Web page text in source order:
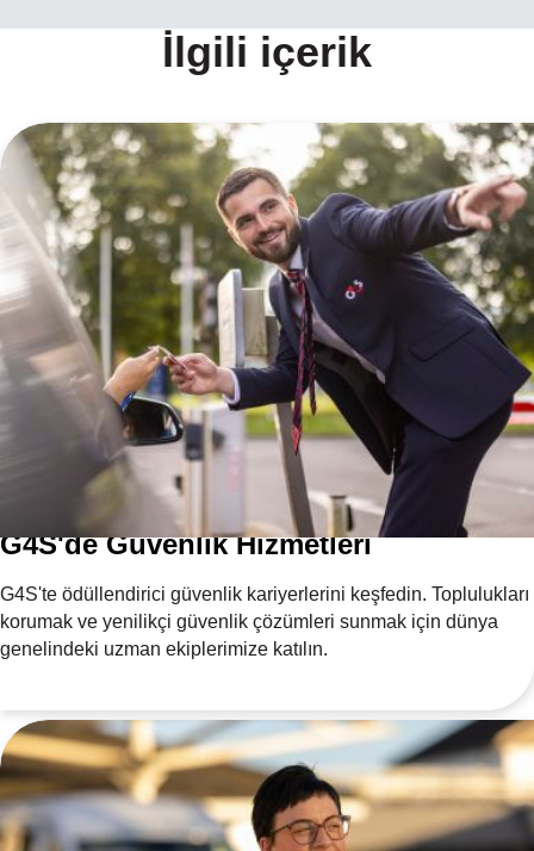
İlgili içerik
G4S'de Güvenlik Hizmetleri
G4S'te ödüllendirici güvenlik kariyerlerini keşfedin. Toplulukları
korumak ve yenilikçi güvenlik çözümleri sunmak için dünya
genelindeki uzman ekiplerimize katılın.